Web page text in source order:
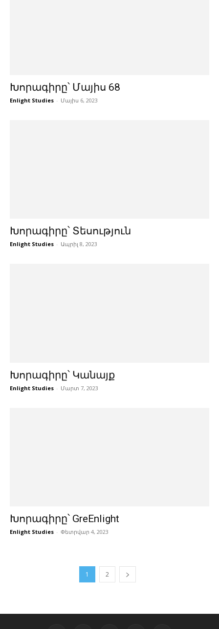
Խորագիրը՝ Մայիս 68
Enlight Studies - Մայիս 6, 2023
Խորագիրը՝ Տեսություն
Enlight Studies - Ապրիլ 8, 2023
Խորագիրը՝ Կանայք
Enlight Studies - Մարտ 7, 2023
Խորագիրը՝ GreEnlight
Enlight Studies - Փետրվար 4, 2023
1 2